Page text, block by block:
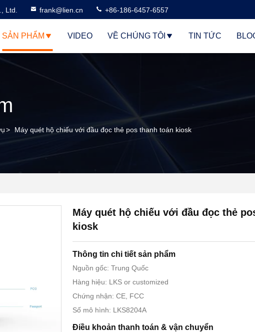
Ltd. frank@lien.cn +86-186-6457-6557
SẢN PHẨM VIDEO VỀ CHÚNG TÔI TIN TỨC
> Máy quét hộ chiếu với đầu đọc thẻ pos thanh toán kiosk
Máy quét hộ chiếu với đầu đọc thẻ
kiosk
Thông tin chi tiết sản phẩm
Nguồn gốc: Trung Quốc
Hàng hiệu: LKS or customized
Chứng nhận: CE, FCC
Số mô hình: LKS8204A
Điều khoản thanh toán & vận chuyển